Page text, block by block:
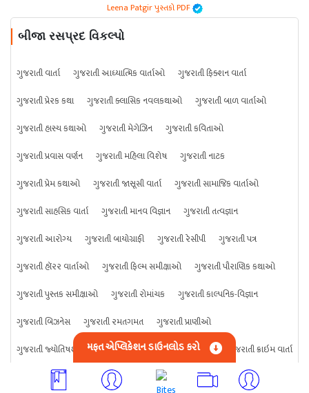
Leena Patgir પુસ્તકો PDF
બીજા રસપ્રદ વિકલ્પો
ગુજરાતી વાર્તા ગુજરાતી આધ્યાત્મિક વાર્તાઓ
ગુજરાતી ફિક્શન વાર્તા
ગુજરાતી પ્રેરક કથા
ગુજરાતી ક્લાસિક નવલકથાઓ
ગુજરાતી બાળ વાર્તાઓ
ગુજરાતી હાસ્ય કથાઓ
ગુજરાતી મેગેઝિન
ગુજરાતી કવિતાઓ
ગુજરાતી પ્રવાસ વર્ણન
ગુજરાતી મહિલા વિશેષ
ગુજરાતી નાટક
ગુજરાતી પ્રેમ કથાઓ
ગુજરાતી જાસૂસી વાર્તા
ગુજરાતી સામાજિક વાર્તાઓ
ગુજરાતી સાહસિક વાર્તા
ગુજરાતી માનવ વિજ્ઞાન
ગુજરાતી તત્વજ્ઞાન
ગુજરાતી આરોગ્ય
ગુજરાતી બાયોગ્રાફી ગુજરાતી રેસીપી
ગુજરાતી પત્ર
ગુજરાતી હૉરર વાર્તાઓ
ગુજરાતી ફિલ્મ સમીક્ષાઓ
ગુજરાતી પૌરાણિક કથાઓ
ગુજરાતી પુસ્તક સમીક્ષાઓ
ગુજરાતી રોમાંચક
ગુજરાતી કાલ્પનિક-વિજ્ઞાન
ગુજરાતી બિઝનેસ
ગુજરાતી રમતગમત
ગુજરાતી પ્રાણીઓ
ગુજરાતી જ્યોતિષશાસ્ત્ર
ગુજરાતી વિજ્ઞાન ગુજરાતી કંઈપણ ગુજરાતી ક્રાઇમ વાર્તા
મફત એપ્લિકેશન ડાઉનલોડ કરો